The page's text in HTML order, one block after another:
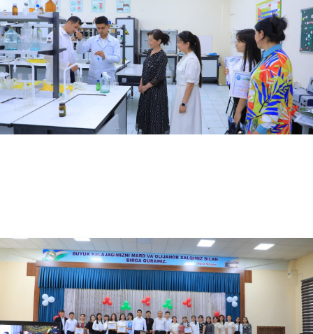
06.04.2024 4525
Oʻzbekiston-Finlandiya pedagogika instituti talabalari Samarqand viloyati hokimligi kadrl…
06.01.2024 3916